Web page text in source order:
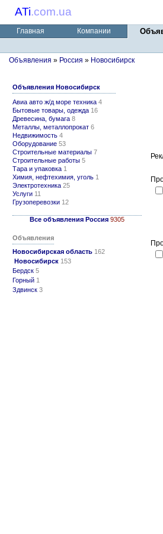
ATi.com.ua
Главная Компании
Объявления » Россия » Новосибирск
Объявления Новосибирск
Авиа авто ж/д море техника 4
Бытовые товары, одежда 16
Древесина, бумага 8
Металлы, металлопрокат 6
Недвижимость 4
Оборудование 53
Строительные материалы 7
Строительные работы 5
Тара и упаковка 1
Химия, нефтехимия, уголь 1
Электротехника 25
Услуги 11
Грузоперевозки 12
Все объявления Россия 9305
Объявления
Новосибирская область 162
Новосибирск 153
Бердск 5
Горный 1
Здвинск 3